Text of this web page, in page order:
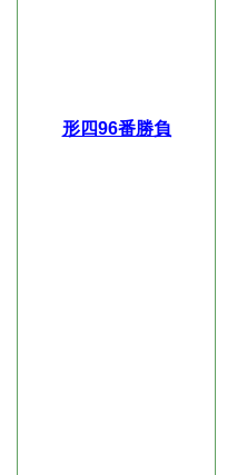
形四96番勝負